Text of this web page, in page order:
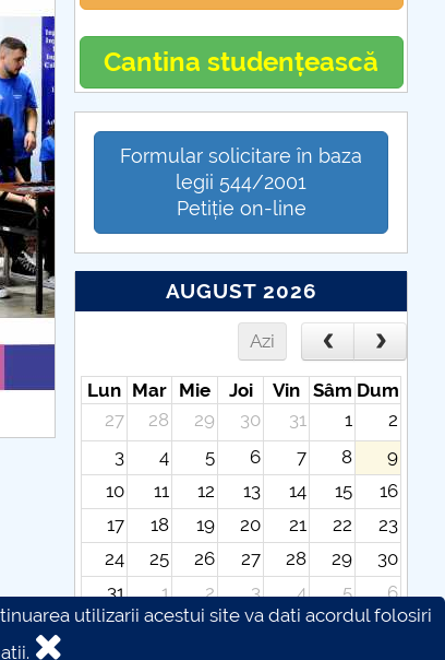
Cantina studențească
Formular solicitare în baza
legii 544/2001
Petiție on-line
AUGUST 2026
Azi
Lun Mar Mie Joi Vin Sâm Dum
27
28 29 30 31 1
2
3
4 5 6 7 8
9
10
11 12 13 14 15
16
17
18 19 20 21 22
23
24
25 26 27 28 29
30
31
1 2 3 4 5
6
utilizarii acestui site va dati acordul folosiri